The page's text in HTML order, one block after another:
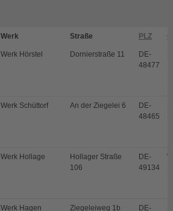
Werk Straße PLZ
Werk Hörstel Dornierstraße 11
DE-
48477
Werk Schüttorf An der Ziegelei 6
DE-
48465
Werk Hollage
Hollager Straße
106
DE-
49134
Werk Hagen Ziegeleiweg 1b
DE-